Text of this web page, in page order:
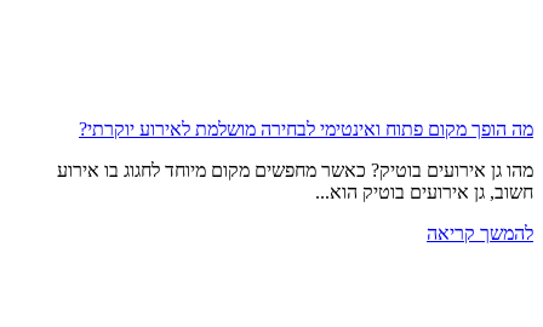
מה הופך מקום פתוח ואינטימי לבחירה מושלמת לאירוע יוקרתי?
מהו גן אירועים בוטיק? כאשר מחפשים מקום מיוחד לחגוג בו אירוע
חשוב, גן אירועים בוטיק הוא...
להמשך קריאה